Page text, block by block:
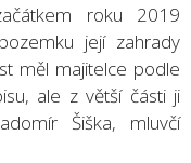
roku 2019
její zahrady
měl majitelce podle
ale z větší části ji
Šiška, mluvčí